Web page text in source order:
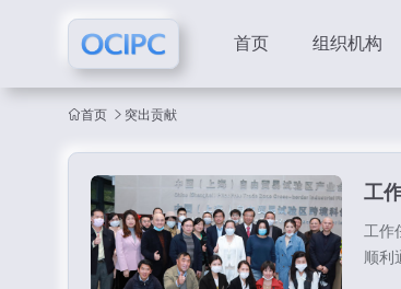
首页 组织机构
首页 突出贡献
工
工作
顺利